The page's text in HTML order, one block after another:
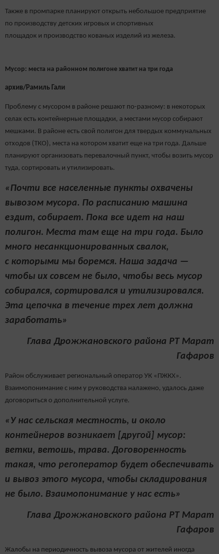
Также в промпарке планируют открыть небольшое предприятие
по производству детских игровых и спортивных
площадок и производство кованых изделий из железа.
Мусор: места на районном полигоне хватит на три года
архив/Рамиль Гали
Проблему с мусором в районе решают по-разному: в некоторых
селах есть контейнерные площадки, а местами мусор собирают
мешками. В районе есть свой полигон для твердых коммунальных
отходов (ТКО), места на котором хватит еще на три года. Дальше
планируют организовать перевалочный пункт, чтобы возить мусор
туда, сортировать и утилизировать.
«Почти все населенные пункты охвачены
вывозом мусора. По расписанию машина
ездит, собирает. Пока все идет на наш
полигон. Места там еще на три года. Было
много несанкционированных свалок,
с которыми мы боремся. Наша задача —
чтобы их совсем не было, чтобы весь мусор
собирался, сортировался и утилизировался.
Эта цепочка в течение трех лет должна
заработать»
Глава Дрожжановского района РТ Марат
Гафаров
Район обслуживает региональный оператор УК «ПЖКХ».
Взаимопонимание с ним у руководства налажено, удалось даже
договориться о дополнительной услуге.
«У нас сельская местность, и около
контейнеров возникает [другой] мусор:
ветки, ветошь, трава. Договоренность
такая, что регоператор будет обеспечивать
и вывоз этого мусора, чтобы складирования
не было. Взаимопонимание у нас есть»
Глава Дрожжановского района РТ Марат
Гафаров
Жалобы на периодичность вывоза мусора от жителей иногда